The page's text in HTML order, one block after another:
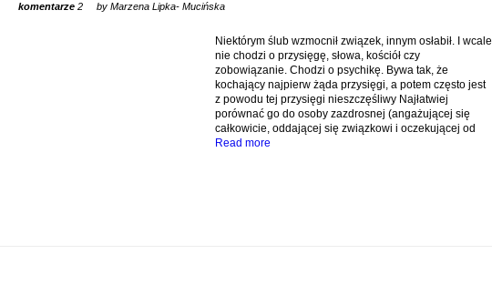
komentarze 2 by Marzena Lipka- Mucińska
Niektórym ślub wzmocnił związek, innym osłabił. I wcale
nie chodzi o przysięgę, słowa, kościół czy
zobowiązanie. Chodzi o psychikę. Bywa tak, że
kochający najpierw żąda przysięgi, a potem często jest
z powodu tej przysięgi nieszczęśliwy Najłatwiej
porównać go do osoby zazdrosnej (angażującej się
całkowicie, oddającej się związkowi i oczekującej od
Read more